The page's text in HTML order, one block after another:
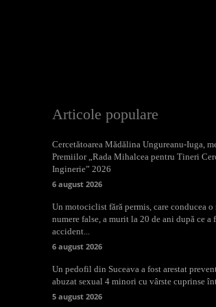
Articole populare
Cercetătoarea Mădălina Ungureanu-Iuga,
Premiilor „Rada Mihalcea pentru Tineri
Inginerie” 2026
6 august 2026
Un motociclist fără permis, care conducea
numere false, a murit la 20 de ani după ce
accident...
6 august 2026
Un pedofil din Suceava a fost arestat
abuzat sexual 4 minori cu vârste cuprinse
5 august 2026